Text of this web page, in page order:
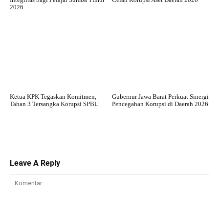
2026
Ketua KPK Tegaskan Komitmen,
Tahan 3 Tersangka Korupsi SPBU
Gubernur Jawa Barat Perkuat Sinergi
Pencegahan Korupsi di Daerah 2026
Leave A Reply